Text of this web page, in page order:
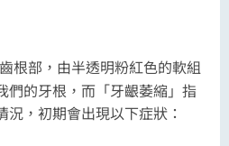
根部，由半透明粉紅色的軟組
們的牙根，而「牙齦萎縮」指
，初期會出現以下症狀：